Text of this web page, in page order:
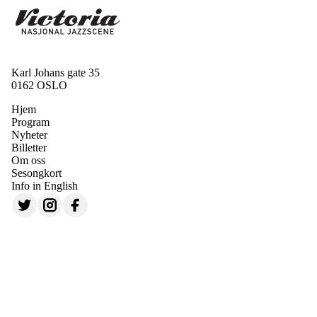
Karl Johans gate 35
0162 OSLO
Hjem
Program
Nyheter
Billetter
Om oss
Sesongkort
Info in English